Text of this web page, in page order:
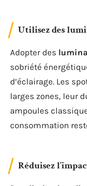
Utilisez des
Adopter des
sobriété
d’éclairage. Les
larges zones, leur
ampoules
consommation
Réduisez